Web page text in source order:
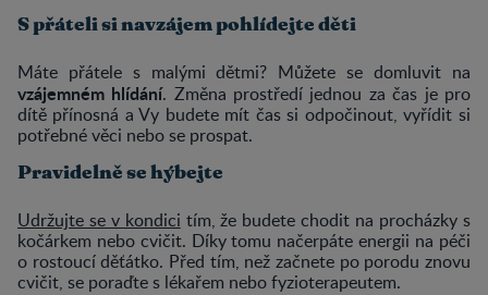
S přáteli si navzájem pohlídejte děti
Máte přátele s malými dětmi? Můžete se domluvit na
vzájemném hlídání. Změna prostředí jednou za čas je pro
dítě přínosná a Vy budete mít čas si odpočinout, vyřídit si
potřebné věci nebo se prospat.
Pravidelně se hýbejte
Udržujte se v kondici tím, že budete chodit na procházky s
kočárkem nebo cvičit. Díky tomu načerpáte energii na péči
o rostoucí děťátko. Před tím, než začnete po porodu znovu
cvičit, se poraďte s lékařem nebo fyzioterapeutem.